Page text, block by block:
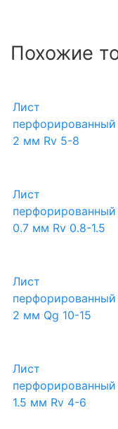
Похожие
Лист
перфорированный
2 мм Rv 5-8
Лист
перфорированный
0.7 мм Rv 0.8-1.5
Лист
перфорированный
2 мм Qg 10-15
Лист
перфорированный
1.5 мм Rv 4-6